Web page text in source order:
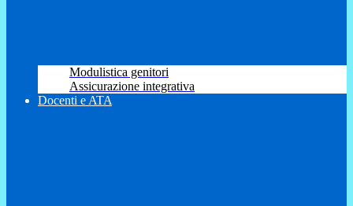
Modulistica genitori
Assicurazione integrativa
Docenti e ATA